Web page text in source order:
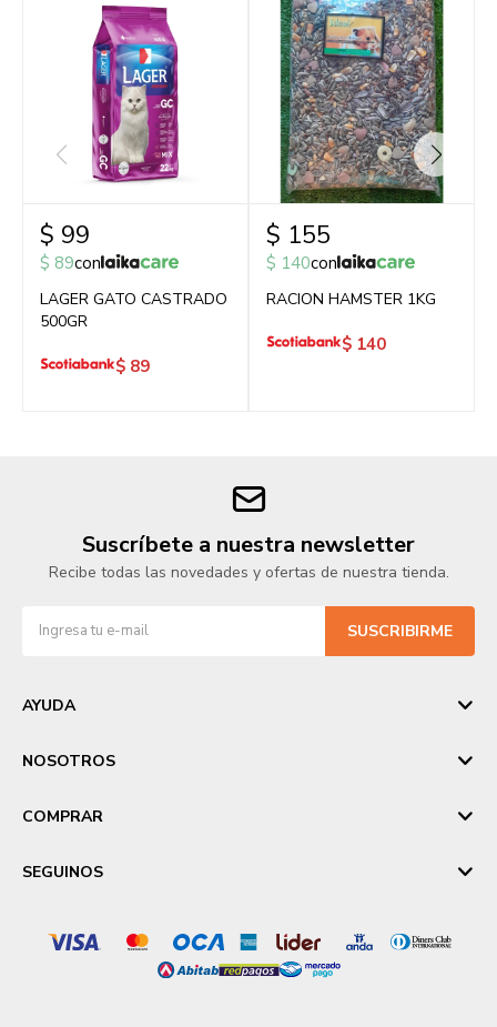
$ 99
$ 89con
LAGER GATO CASTRADO
500GR
$ 89
$ 155
$ 140con
RACION HAMSTER 1KG
$ 140
Suscríbete a nuestra newsletter
Recibe todas las novedades y ofertas de nuestra tienda.
SUSCRIBIRME
AYUDA
NOSOTROS
COMPRAR
SEGUINOS